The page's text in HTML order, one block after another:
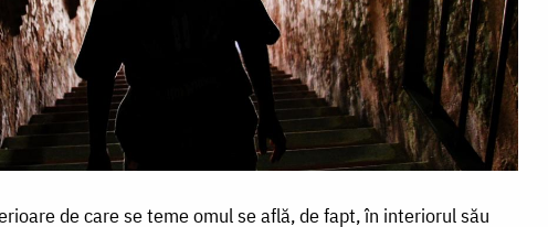
de care se teme omul se află, de fapt, în interiorul său